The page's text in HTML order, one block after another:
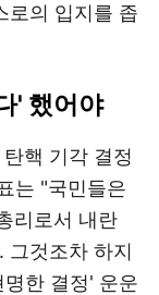
로의 입지를 좁
' 했어야
핵 기각 결정
는 "국민들은
리로서 내란
그것조차 하지
한 결정' 운운